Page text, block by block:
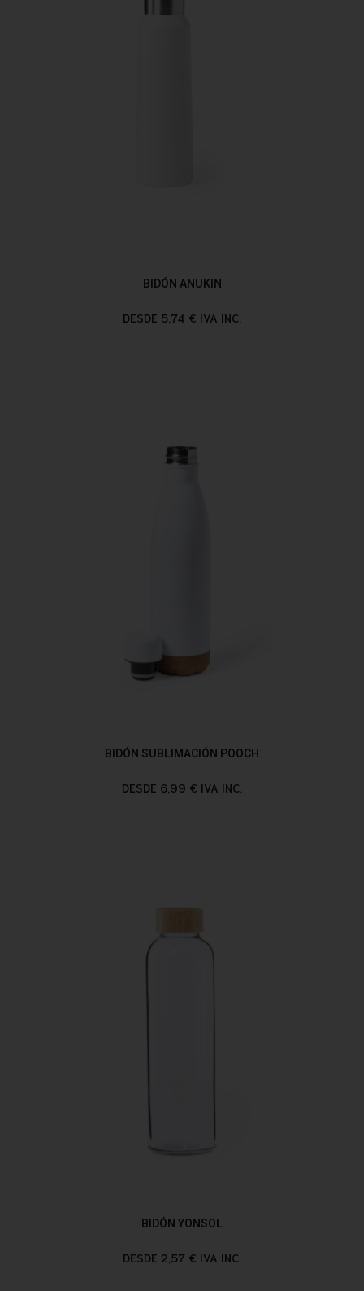
BIDÓN ANUKIN
DESDE 5,74 € IVA INC.
BIDÓN SUBLIMACIÓN POOCH
DESDE 6,99 € IVA INC.
BIDÓN YONSOL
DESDE 2,57 € IVA INC.